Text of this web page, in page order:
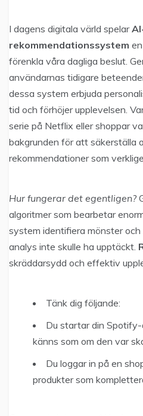
I dagens digitala värld spelar
rekommendationssystem
förenkla våra dagliga beslut.
användarnas tidigare
dessa system erbjuda
tid och förhöjer upplevelsen.
serie på Netflix eller shoppar
bakgrunden för att säkerställa
rekommendationer som
Hur fungerar det egentligen?
algoritmer som bearbetar
system identifiera mönster och
analys inte skulle ha upptäckt.
skräddarsydd och effektiv
Tänk dig följande:
Du startar din
känns som om den var
Du loggar in på en
produkter som